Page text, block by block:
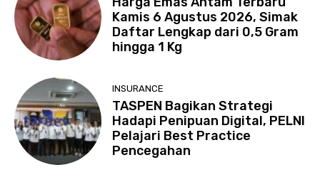
Kamis 6 Agustus 2026, Simak
Daftar Lengkap dari 0,5 Gram
hingga 1 Kg
INSURANCE
TASPEN Bagikan Strategi
Hadapi Penipuan Digital, PELNI
Pelajari Best Practice
Pencegahan